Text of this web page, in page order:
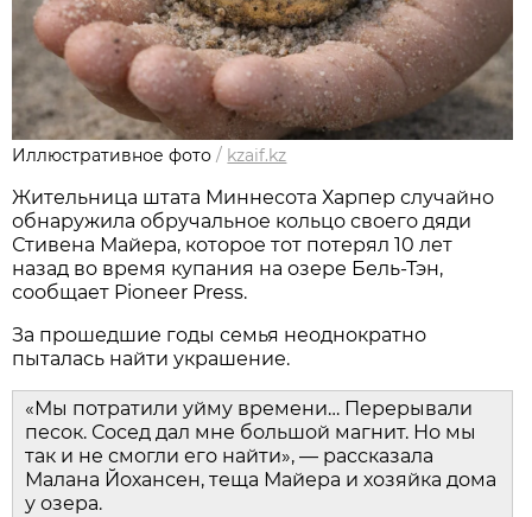
Иллюстративное фото / kzaif.kz
Жительница штата Миннесота Харпер случайно
обнаружила обручальное кольцо своего дяди
Стивена Майера, которое тот потерял 10 лет
назад во время купания на озере Бель-Тэн,
сообщает Pioneer Press.
За прошедшие годы семья неоднократно
пыталась найти украшение.
«Мы потратили уйму времени… Перерывали
песок. Сосед дал мне большой магнит. Но мы
так и не смогли его найти», — рассказала
Малана Йохансен, теща Майера и хозяйка дома
у озера.